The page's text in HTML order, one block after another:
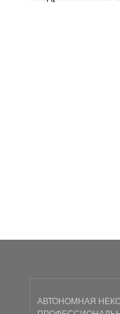
АВТОНОМНАЯ